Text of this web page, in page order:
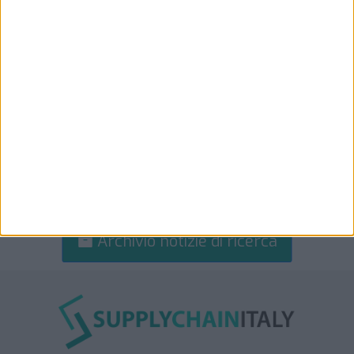
Archivio notizie di ricerca